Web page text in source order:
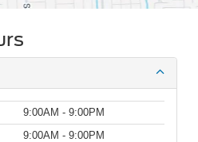
9:00AM - 9:00PM
9:00AM - 9:00PM